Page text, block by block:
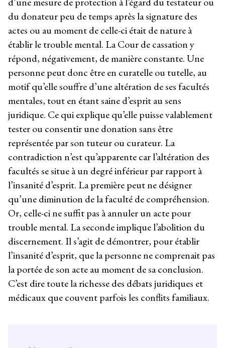
du donateur peu de temps après la signature des
actes ou au moment de celle-ci était de nature à
établir le trouble mental. La Cour de cassation y
répond, négativement, de manière constante. Une
personne peut donc être en curatelle ou tutelle, au
motif qu’elle souffre d’une altération de ses facultés
mentales, tout en étant saine d’esprit au sens
juridique. Ce qui explique qu’elle puisse valablement
tester ou consentir une donation sans être
représentée par son tuteur ou curateur. La
contradiction n’est qu’apparente car l’altération des
facultés se situe à un degré inférieur par rapport à
l’insanité d’esprit. La première peut ne désigner
qu’une diminution de la faculté de compréhension.
Or, celle-ci ne suffit pas à annuler un acte pour
trouble mental. La seconde implique l’abolition du
discernement. Il s’agit de démontrer, pour établir
l’insanité d’esprit, que la personne ne comprenait pas
la portée de son acte au moment de sa conclusion.
C’est dire toute la richesse des débats juridiques et
médicaux que couvent parfois les conflits familiaux.